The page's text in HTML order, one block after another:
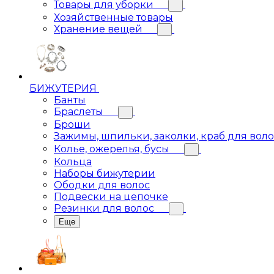
Товары для уборки
Хозяйственные товары
Хранение вещей
БИЖУТЕРИЯ
Банты
Браслеты
Броши
Зажимы, шпильки, заколки, краб для
Колье, ожерелья, бусы
Кольца
Наборы бижутерии
Ободки для волос
Подвески на цепочке
Резинки для волос
Еще